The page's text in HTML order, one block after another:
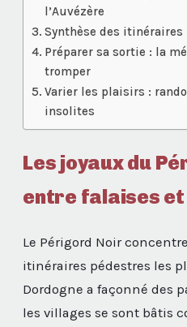
l’Auvézère
Synthèse des itinéraires
Préparer sa sortie : la
tromper
Varier les plaisirs :
insolites
Les joyaux du
entre falaises
Le Périgord Noir
itinéraires pédestres les
Dordogne a façonné des
les villages se sont bâtis